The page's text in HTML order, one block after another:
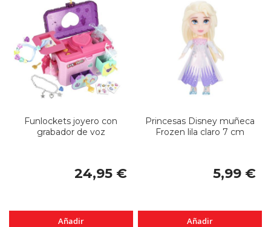
Funlockets joyero con
grabador de voz
24,95 €
Añadir
Princesas Disney muñeca
Frozen lila claro 7 cm
5,99 €
Añadir